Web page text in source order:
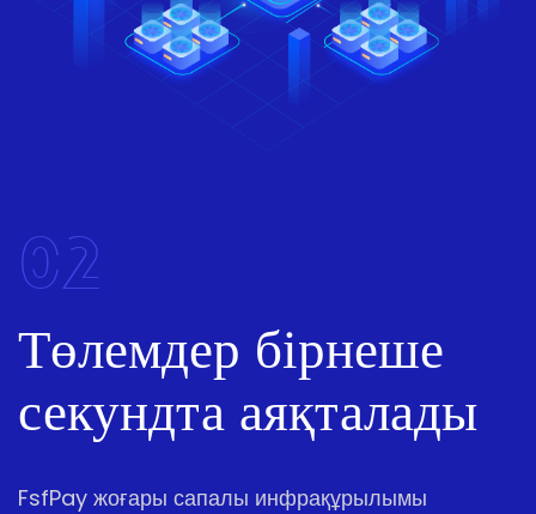
02
Төлемдер бірнеше
секундта аяқталады
FsfPay жоғары сапалы инфрақұрылымы